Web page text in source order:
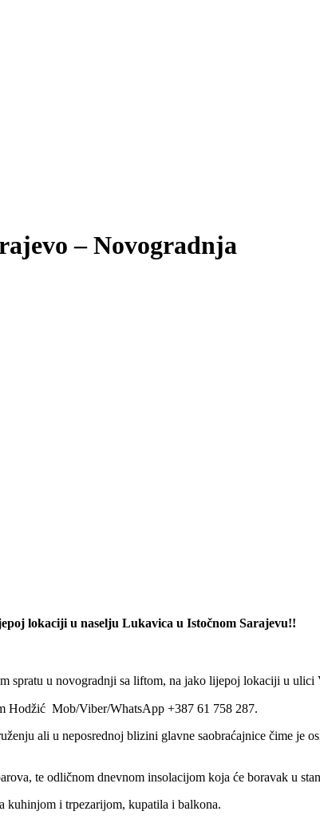
– Novogradnja
lokaciji u naselju Lukavica u Istočnom Sarajevu!!
spratu u novogradnji sa liftom, na jako lijepoj lokaciji u
Hodžić Mob/Viber/WhatsApp +387 61 758 287.
ali u neposrednoj blizini glavne saobraćajnice čime je
te odličnom dnevnom insolacijom koja će boravak u
kuhinjom i trpezarijom, kupatila i balkona.